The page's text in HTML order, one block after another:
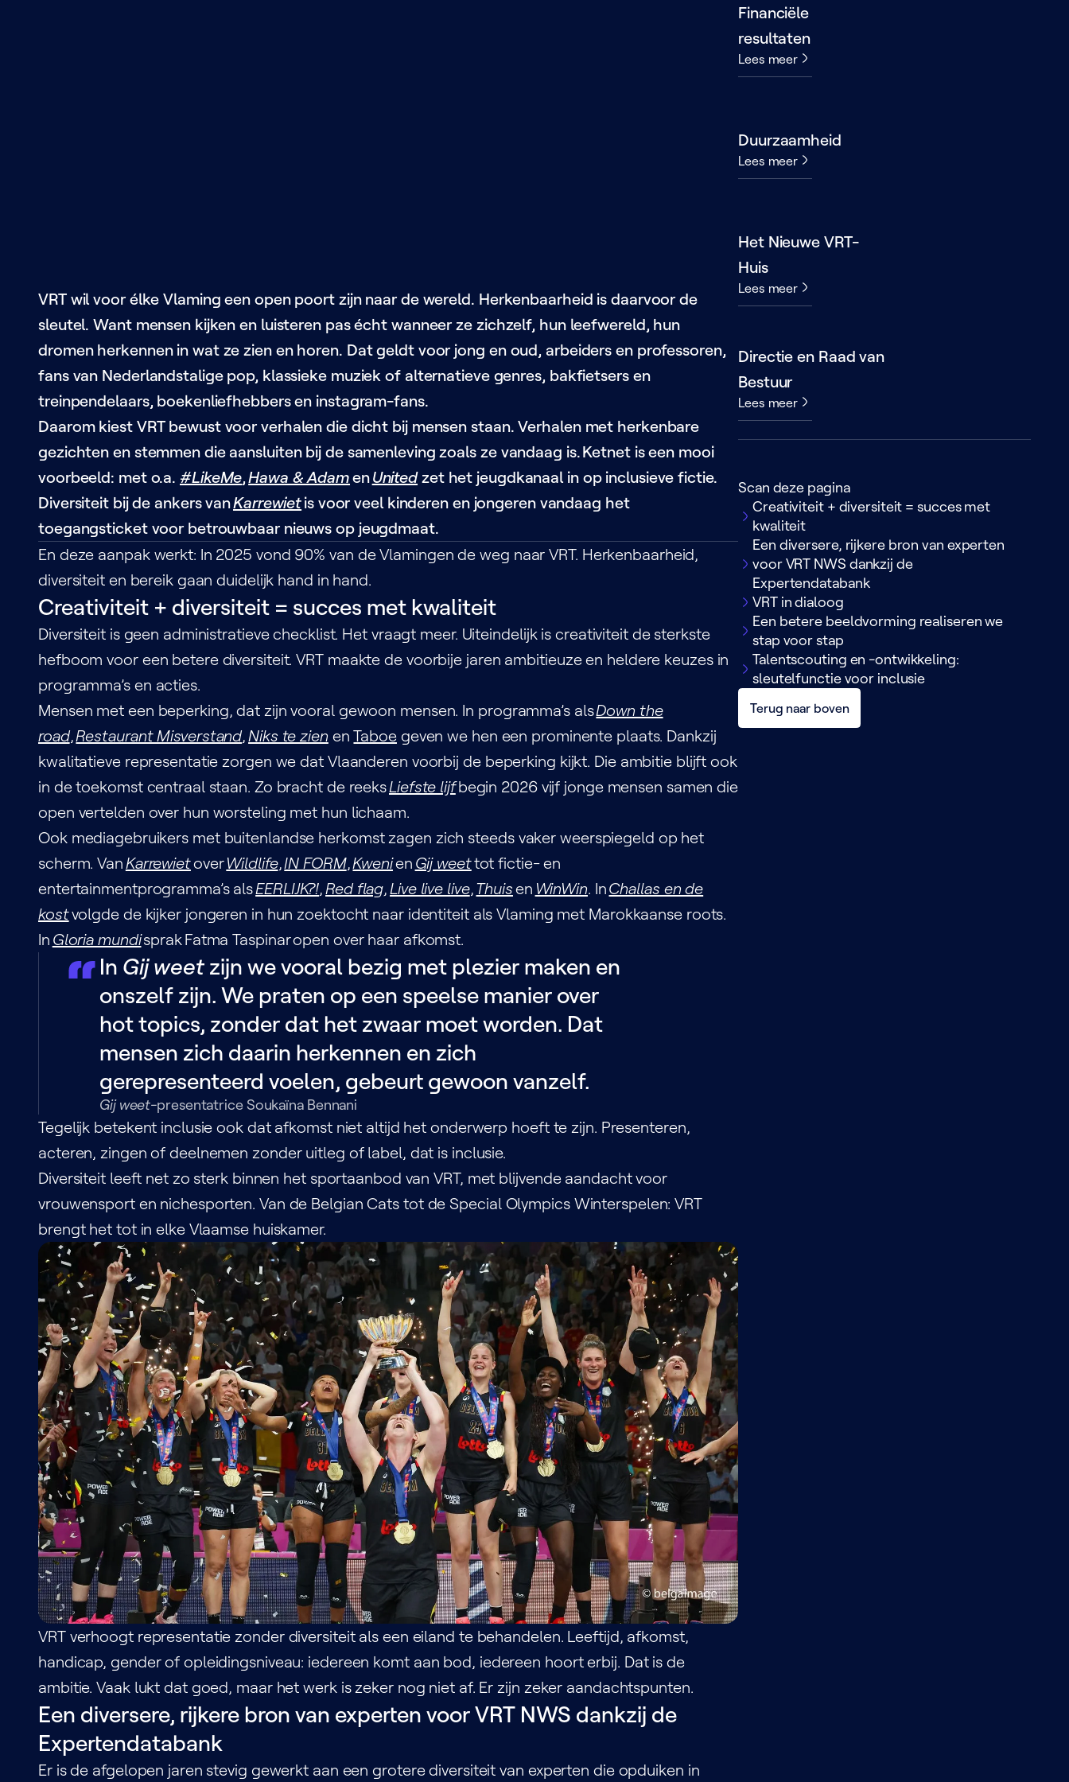
VRT wil voor élke Vlaming een open poort zijn naar de wereld. Herkenbaarheid is daarvoor de
sleutel. Want mensen kijken en luisteren pas écht wanneer ze zichzelf, hun leefwereld, hun
dromen herkennen in wat ze zien en horen. Dat geldt voor jong en oud, arbeiders en professoren,
fans van Nederlandstalige pop, klassieke muziek of alternatieve genres, bakfietsers en
treinpendelaars, boekenliefhebbers en instagram-fans.
Daarom kiest VRT bewust voor verhalen die dicht bij mensen staan. Verhalen met herkenbare
gezichten en stemmen die aansluiten bij de samenleving zoals ze vandaag is. Ketnet is een mooi
voorbeeld: met o.a. #LikeMe,Hawa & AdamenUnitedzet het jeugdkanaal in op inclusieve fictie.
Diversiteit bij de ankers vanKarrewietis voor veel kinderen en jongeren vandaag het
toegangsticket voor betrouwbaar nieuws op jeugdmaat.
En deze aanpak werkt: In 2025 vond 90% van de Vlamingen de weg naar VRT. Herkenbaarheid,
diversiteit en bereik gaan duidelijk hand in hand.
Creativiteit + diversiteit = succes met kwaliteit
Diversiteit is geen administratieve checklist. Het vraagt meer. Uiteindelijk is creativiteit de sterkste
hefboom voor een betere diversiteit. VRT maakte de voorbije jaren ambitieuze en heldere keuzes in
programma’s en acties.
Mensen met een beperking, dat zijn vooral gewoon mensen. In programma’s alsDown the
road,Restaurant Misverstand,Niks te zien enTaboegeven we hen een prominente plaats. Dankzij
kwalitatieve representatie zorgen we dat Vlaanderen voorbij de beperking kijkt. Die ambitie blijft ook
in de toekomst centraal staan. Zo bracht de reeksLiefste lijfbegin 2026 vijf jonge mensen samen die
open vertelden over hun worsteling met hun lichaam.
Ook mediagebruikers met buitenlandse herkomst zagen zich steeds vaker weerspiegeld op het
scherm. VanKarrewietoverWildlife,IN FORM,Kwenien Gij weettot fictie- en
entertainmentprogramma’s alsEERLIJK?!,Red flag,Live live live,Thuisen WinWin. InChallas en de
kostvolgde de kijker jongeren in hun zoektocht naar identiteit als Vlaming met Marokkaanse roots.
In Gloria mundisprak Fatma Taspinar open over haar afkomst.
In Gij weet zijn we vooral bezig met plezier maken en
onszelf zijn. We praten op een speelse manier over
hot topics, zonder dat het zwaar moet worden. Dat
mensen zich daarin herkennen en zich
gerepresenteerd voelen, gebeurt gewoon vanzelf.
Gij weet-presentatrice Soukaïna Bennani
Tegelijk betekent inclusie ook dat afkomst niet altijd het onderwerp hoeft te zijn. Presenteren,
acteren, zingen of deelnemen zonder uitleg of label, dat is inclusie.
Diversiteit leeft net zo sterk binnen het sportaanbod van VRT, met blijvende aandacht voor
vrouwensport en nichesporten. Van de Belgian Cats tot de Special Olympics Winterspelen: VRT
brengt het tot in elke Vlaamse huiskamer.
VRT verhoogt representatie zonder diversiteit als een eiland te behandelen. Leeftijd, afkomst,
handicap, gender of opleidingsniveau: iedereen komt aan bod, iedereen hoort erbij. Dat is de
ambitie. Vaak lukt dat goed, maar het werk is zeker nog niet af. Er zijn zeker aandachtspunten.
Een diversere, rijkere bron van experten voor VRT NWS dankzij de
Expertendatabank
Er is de afgelopen jaren stevig gewerkt aan een grotere diversiteit van experten die opduiken in
Financiële
resultaten
Lees meer
Duurzaamheid
Lees meer
Het Nieuwe VRT-
Huis
Lees meer
Directie en Raad van
Bestuur
Lees meer
Scan deze pagina
Creativiteit + diversiteit = succes met
kwaliteit
Een diversere, rijkere bron van experten
voor VRT NWS dankzij de
Expertendatabank
VRT in dialoog
Een betere beeldvorming realiseren we
stap voor stap
Talentscouting en -ontwikkeling:
sleutelfunctie voor inclusie
Terug naar boven